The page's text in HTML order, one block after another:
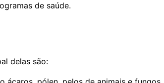
de saúde.
delas são: